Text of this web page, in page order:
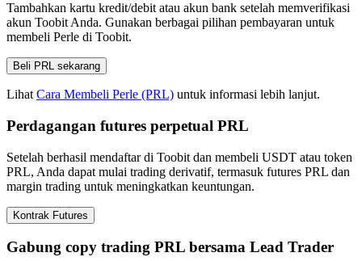
Tambahkan kartu kredit/debit atau akun bank setelah memverifikasi
akun Toobit Anda. Gunakan berbagai pilihan pembayaran untuk
membeli Perle di Toobit.
Beli PRL sekarang
Lihat Cara Membeli Perle (PRL) untuk informasi lebih lanjut.
Perdagangan futures perpetual PRL
Setelah berhasil mendaftar di Toobit dan membeli USDT atau token
PRL, Anda dapat mulai trading derivatif, termasuk futures PRL dan
margin trading untuk meningkatkan keuntungan.
Kontrak Futures
Gabung copy trading PRL bersama Lead Trader